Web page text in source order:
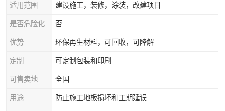
适用范围 建设施工，装修，涂装，改建项目
否
优势 环保再生材料，可回收，可降解
定制 可定制包装和印刷
可售卖地 全国
用途 防止施工地板损坏和工期延误